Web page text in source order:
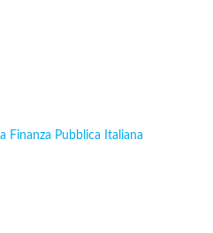
Finanza Pubblica Italiana